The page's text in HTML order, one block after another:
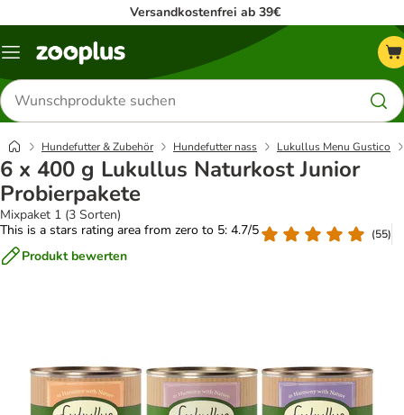
Versandkostenfrei ab 39€
Menü
Produkte
suchen
Hundefutter & Zubehör Hundefutter nass Lukullus Menu Gustico
6 x 400 g Lukullus Naturkost Junior
Probierpakete
Mixpaket 1 (3 Sorten)
This is a stars rating area from zero to 5: 4.7/5
(55)
Produkt bewerten